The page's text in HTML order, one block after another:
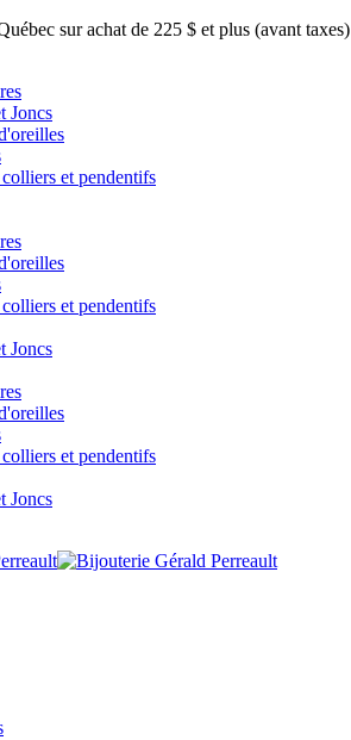
sur achat de 225 $ et plus (avant taxes)
Joncs
et pendentifs
et pendentifs
Joncs
et pendentifs
Joncs